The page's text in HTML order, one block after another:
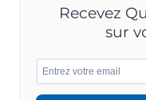
LE
Recevez
sur